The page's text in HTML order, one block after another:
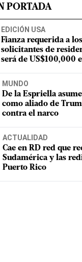
PORTADA
EDICIÓN USA
Fianza requerida a
solicitantes de
será de US$100,000
MUNDO
De la Espriella
como aliado de
contra el narco
ACTUALIDAD
Cae en RD red que
Sudamérica y las
Puerto Rico